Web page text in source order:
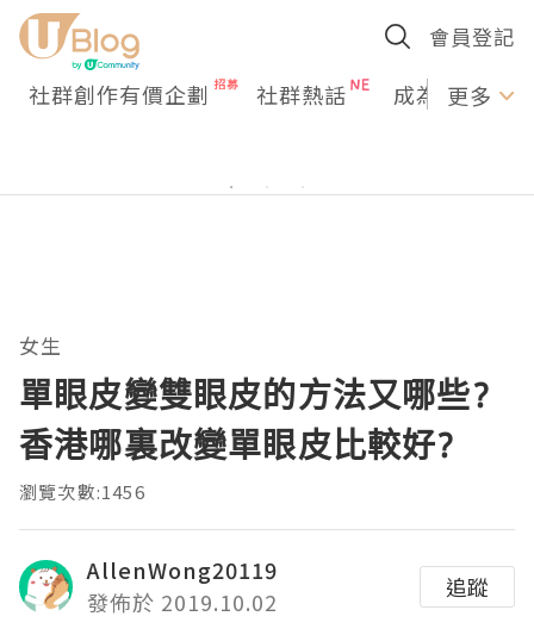
會員登記
社群創作有價企劃 社群熱話 成為U更多
女生
單眼皮變雙眼皮的方法又哪些?
香港哪裏改變單眼皮比較好?
瀏覽次數:1456
AllenWong20119
發佈於 2019.10.02
追蹤